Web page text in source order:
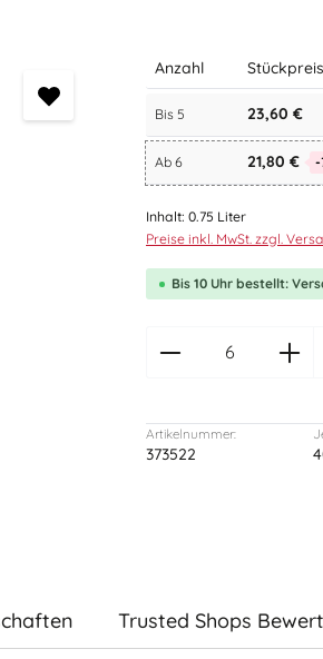
Anzahl Stückpreis
Bis 5 23,60 €
Ab 6 21,80 € -
Inhalt: 0.75 Liter
Preise inkl. MwSt. zzgl.
Bis 10 Uhr bestellt:
Artikelnummer:
373522
Trusted Shops